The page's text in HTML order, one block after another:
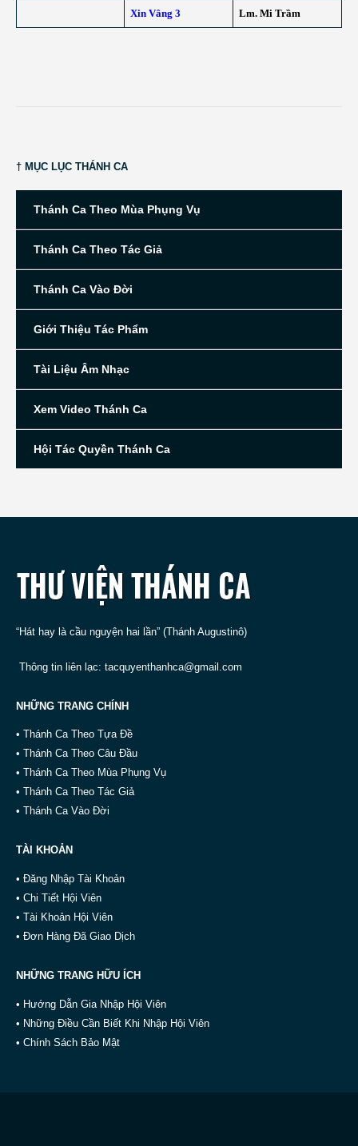
Xin Vâng 3 Lm. Mi Trầm
† MỤC LỤC THÁNH CA
Thánh Ca Theo Mùa Phụng Vụ
Thánh Ca Theo Tác Giả
Thánh Ca Vào Đời
Giới Thiệu Tác Phẩm
Tài Liệu Âm Nhạc
Xem Video Thánh Ca
Hội Tác Quyền Thánh Ca
“Hát hay là cầu nguyện hai lần” (Thánh Augustinô)
Thông tin liên lạc: tacquyenthanhca@gmail.com
NHỮNG TRANG CHÍNH
• Thánh Ca Theo Tựa Đề
• Thánh Ca Theo Câu Đầu
• Thánh Ca Theo Mùa Phụng Vụ
• Thánh Ca Theo Tác Giả
• Thánh Ca Vào Đời
TÀI KHOẢN
• Đăng Nhập Tài Khoản
• Chi Tiết Hội Viên
• Tài Khoản Hội Viên
• Đơn Hàng Đã Giao Dịch
NHỮNG TRANG HỮU ÍCH
• Hướng Dẫn Gia Nhập Hội Viên
• Những Điều Cần Biết Khi Nhập Hội Viên
• Chính Sách Bảo Mật